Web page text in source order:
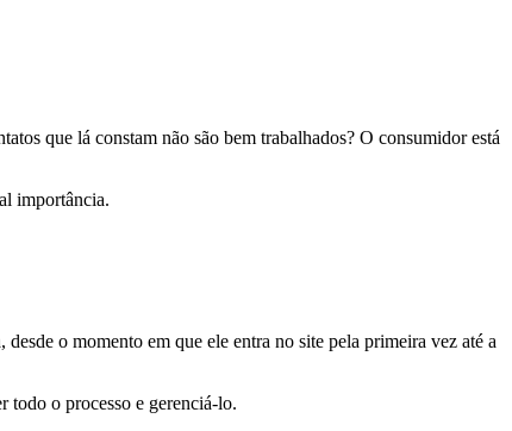
que lá constam não são bem trabalhados? O consumidor está
importância.
o momento em que ele entra no site pela primeira vez até a
todo o processo e gerenciá-lo.